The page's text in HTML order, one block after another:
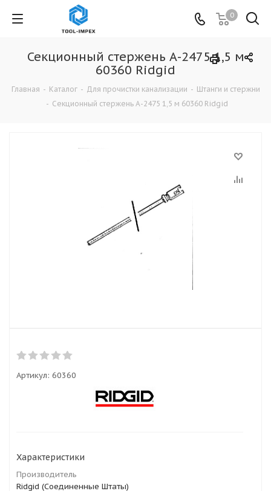
0
Секционный стержень А-2475 1,5 м
60360 Ridgid
Главная - Каталог - Для прочистки канализации - Штанги и стержни
- Секционный стержень А-2475 1,5 м 60360 Ridgid
Артикул: 60360
Характеристики
Производитель
Ridgid (Соединенные Штаты)